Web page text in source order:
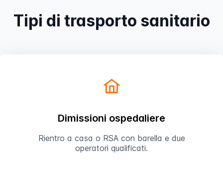
Tipi di trasporto sanitario
Dimissioni ospedaliere
Rientro a casa o RSA con barella e due
operatori qualificati.